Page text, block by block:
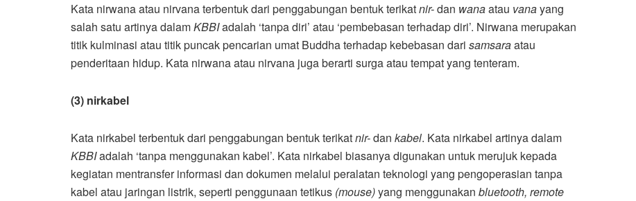
Kata nirwana atau nirvana terbentuk dari penggabungan bentuk terikatnir-dan wanaatau vanayang
salah satu artinya dalamKBBIadalah ‘tanpa diri’ atau ‘pembebasan terhadap diri’. Nirwana merupakan
titik kulminasi atau titik puncak pencarian umat Buddha terhadap kebebasan dari samsaraatau
penderitaan hidup. Kata nirwana atau nirvana juga berarti surga atau tempat yang tenteram.
(3) nirkabel
Kata nirkabel terbentuk dari penggabungan bentuk terikatnir-dan kabel. Kata nirkabel artinya dalam
KBBIadalah ‘tanpa menggunakan kabel’. Kata nirkabel biasanya digunakan untuk merujuk kepada
kegiatan mentransfer informasi dan dokumen melalui peralatan teknologi yang pengoperasian tanpa
kabel atau jaringan listrik, seperti penggunaan tetikus (mouse)yang menggunakan bluetooth, remote